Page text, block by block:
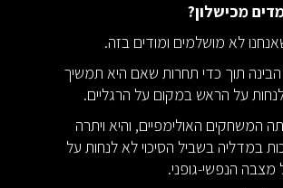
מכישלון?
הבינה תוך כדי תחרות שאם היא תמשיך
על הראש במקום על הרגליים.
המשחקים האולימפיים, והיא ויתרה
במדליה בשביל הסיכוי לא לנחות על
הנפשי-גופני.